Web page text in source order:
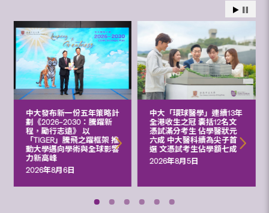
中大發布新一份五年策略計
劃《2026‒2030：騰躍新
程，勵行志遠》 以
「TIGER」騰飛之躍框架 推
動大學邁向學術與全球影響
力新高峰
2026年8月6日
中大「環球醫學」連續13年
全港收生之冠 囊括12名文
憑試滿分考生 佔學醫狀元
六成 中大醫科續為尖子首
選 文憑試考生佔學額七成
2026年8月5日